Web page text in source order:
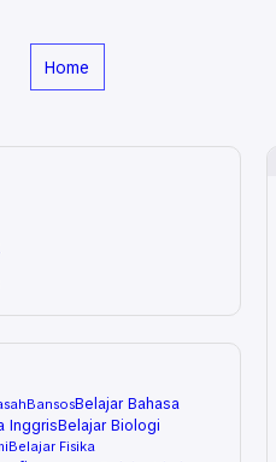
Home
BansosBelajar Bahasa
InggrisBelajar Biologi
Belajar Fisika